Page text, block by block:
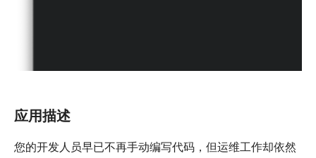
应用描述
您的开发人员早已不再手动编写代码，但运维工作却依然